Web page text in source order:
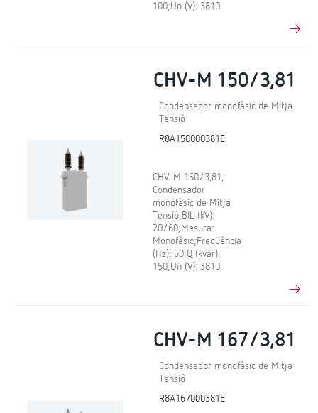
100;Un (V): 3810
CHV-M 150/3,81
Condensador monofàsic de Mitja
Tensió
R8A150000381E
CHV-M 150/3,81,
Condensador
monofàsic de Mitja
Tensió;BIL (kV):
20/60;Mesura:
Monofàsic;Freqüència
(Hz): 50;Q (kvar):
150;Un (V): 3810
CHV-M 167/3,81
Condensador monofàsic de Mitja
Tensió
R8A167000381E